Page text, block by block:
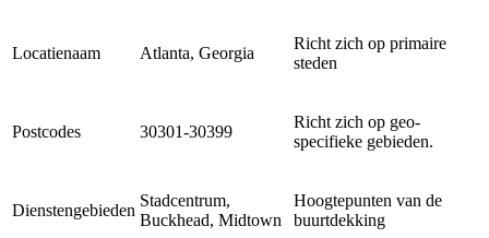
Locatienaam Atlanta, Georgia
Richt zich op primaire
steden
Postcodes 30301-30399
Richt zich op geo-
specifieke gebieden.
Dienstengebieden
Stadcentrum,
Buckhead, Midtown
Hoogtepunten van de
buurtdekking